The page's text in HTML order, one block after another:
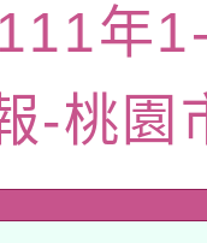
教學軟體
會函釋公
申請許可
利署委託
辦理「
年
-桃園